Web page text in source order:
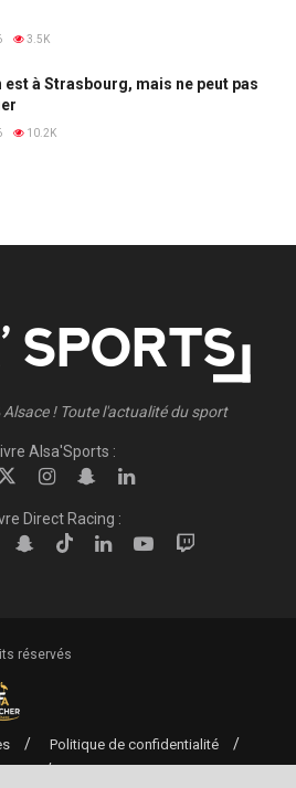
3.5K
à Strasbourg, mais ne peut pas
10.2K
Alsace ! Toute l'actualité du sport
Alsa'Sports :
Direct Racing :
réservés
Politique de confidentialité